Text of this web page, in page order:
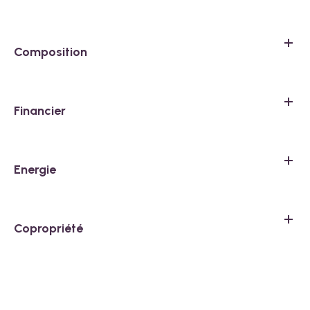
Composition
Financier
Energie
Copropriété